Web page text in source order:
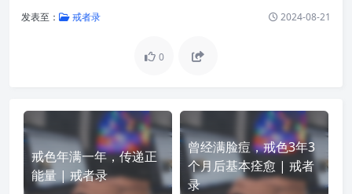
发表至： 戒者录 2024-08-21
0
戒色年满一年，传递正
能量 | 戒者录
曾经满脸痘，戒色3年3
个月后基本痊愈 | 戒者
录